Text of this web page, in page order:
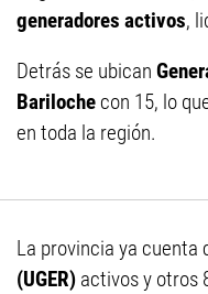
generadores activos,
Detrás se ubican
Bariloche con 15, lo
en toda la región.
La provincia ya cuenta
(UGER) activos y otros